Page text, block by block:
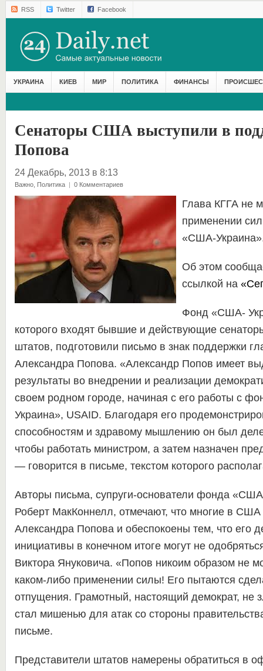
RSS Twitter Facebook
УКРАИНА КИЕВ МИР ПОЛИТИКА ФИНАНСЫ
Сенаторы США выступили в
Попова
24 Декабрь, 2013 в 8:13
Важно, Политика | 0 Комментариев
Глава КГГА не
применении
«США-
Об этом
ссылкой на
Фонд «США-
которого входят бывшие и действующие
штатов, подготовили письмо в знак поддержки
Александра Попова. «Александр Попов имеет
результаты во внедрении и реализации
своем родном городе, начиная с его работы с
Украина», USAID. Благодаря его
способностям и здравому мышлению он был
чтобы работать министром, а затем назначен
— говорится в письме, текстом которого
Авторы письма, супруги-основатели фонда
Роберт МакКоннелл, отмечают, что многие в
Александра Попова и обеспокоены тем, что его
инициативы в конечном итоге могут не
Виктора Януковича. «Попов никоим образом не
каком-либо применении силы! Его пытаются
отпущения. Грамотный, настоящий демократ, не
стал мишенью для атак со стороны
письме.
Представители штатов намерены обратиться в